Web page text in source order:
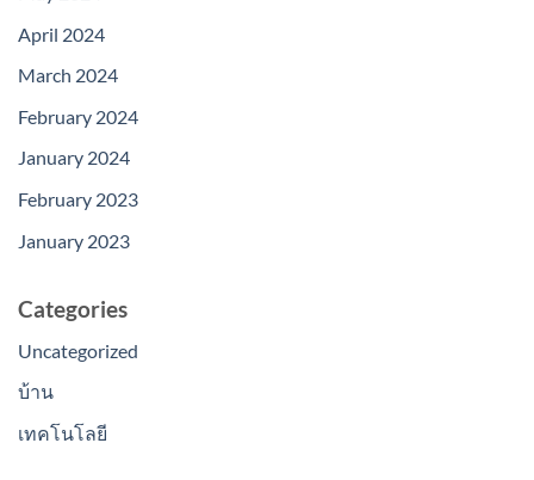
April 2024
March 2024
February 2024
January 2024
February 2023
January 2023
Categories
Uncategorized
บ้าน
เทคโนโลยี